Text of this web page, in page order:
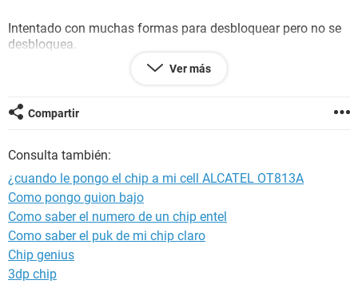
Intentado con muchas formas para desbloquear pero no se
desbloquea.
sera que quiere el codigo de fabrica o cod personal, por este
cell me lo encontre en un bus.
si se podria desbloquear por USB, desde el pc con cracks,
parches o keylogens.
AYUDENME
URGENTE¡¡¡¡¡¡¡¡¡¡¡¡¡¡¡¡¡¡URGENTE¡¡¡¡¡¡¡¡¡¡¡¡¡¡¡¡¡¡URGENTE¡¡¡¡¡¡¡¡¡¡¡¡¡¡¡¡¡¡
URGENTE¡¡¡¡¡¡¡¡¡¡¡¡¡¡¡¡¡¡URGENTE¡¡¡¡¡¡¡¡¡¡¡¡¡¡¡¡¡¡URGENTE¡¡¡¡¡¡¡¡¡¡¡¡¡¡¡¡¡¡
URGENTE¡¡¡¡¡¡¡¡¡¡¡¡¡¡¡¡¡¡URGENTE¡¡¡¡¡¡¡¡¡¡¡¡¡¡¡¡¡¡URGENTE¡¡¡¡¡¡¡¡¡¡¡¡¡¡¡¡¡¡
URGENTE¡¡¡¡¡¡¡¡¡¡¡¡¡¡¡¡¡¡URGENTE¡¡¡¡¡¡¡¡¡¡¡¡¡¡¡¡¡¡URGENTE¡¡¡¡¡¡¡¡¡¡¡¡¡¡¡¡¡¡
URGENTE¡¡¡¡¡¡¡¡¡¡¡¡¡¡¡¡¡¡URGENTE¡¡¡¡¡¡¡¡¡¡¡¡¡¡¡¡¡¡URGENTE¡¡¡¡¡¡¡¡¡¡¡¡¡¡¡¡¡¡
URGENTE¡¡¡¡¡¡¡¡¡¡¡¡¡¡¡¡¡¡URGENTE¡¡¡¡¡¡¡¡¡¡¡¡¡¡¡¡¡¡URGENTE¡¡¡¡¡¡¡¡¡¡¡¡¡¡¡¡¡¡
URGENTE¡¡¡¡¡¡¡¡¡¡¡¡¡¡¡¡¡¡
Ver más
Compartir
Consulta también:
¿cuando le pongo el chip a mi cell ALCATEL OT813A
Como pongo guion bajo
Como saber el numero de un chip entel
Como saber el puk de mi chip claro
Chip genius
3dp chip